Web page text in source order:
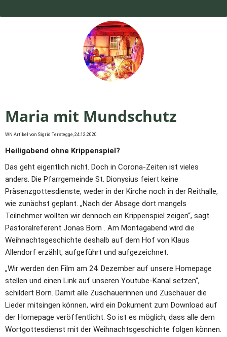
Maria mit Mundschutz
WN Artikel von Sigrid Terstegge, 24.12.2020
Heiligabend ohne Krippenspiel?
Das geht eigentlich nicht. Doch in Corona-Zeiten ist vieles
anders. Die Pfarrgemeinde St. Dionysius feiert keine
Präsenzgottesdienste, weder in der Kirche noch in der Reithalle,
wie zunächst geplant. „Nach der Absage dort mangels
Teilnehmer wollten wir dennoch ein Krippenspiel zeigen“, sagt
Pastoralreferent Jonas Born . Am Montagabend wird die
Weihnachtsgeschichte deshalb auf dem Hof von Klaus
Allendorf erzählt, aufgeführt und aufgezeichnet.
„Wir werden den Film am 24. Dezember auf unsere Homepage
stellen und einen Link auf unseren Youtube-Kanal setzen“,
schildert Born. Damit alle Zuschauerinnen und Zuschauer die
Lieder mitsingen können, wird ein Dokument zum Download auf
der Homepage veröffentlicht. So ist es möglich, dass alle dem
Wortgottesdienst mit der Weihnachtsgeschichte folgen können.